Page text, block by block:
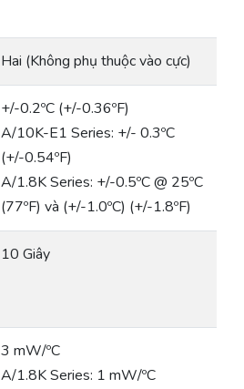
Hai (Không phụ thuộc vào cực)
+/-0.2ºC (+/-0.36ºF)
A/10K-E1 Series: +/- 0.3ºC
(+/-0.54ºF)
A/1.8K Series: +/-0.5ºC @ 25ºC
(77ºF) và (+/-1.0ºC) (+/-1.8ºF)
10 Giây
3 mW/ºC
A/1.8K Series: 1 mW/ºC